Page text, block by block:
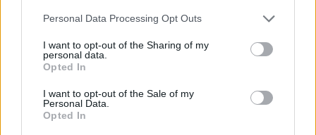
Personal Data Processing Opt Outs
I want to opt-out of the Sharing of my
personal data.
Opted In
I want to opt-out of the Sale of my
Personal Data.
Opted In
EPISODUL 9:Mexic 1970 / Tripla încoronare a
lui Pele
EPISODUL 10:R. F. Germania 1974 /
Beckenbauer über Cruyff